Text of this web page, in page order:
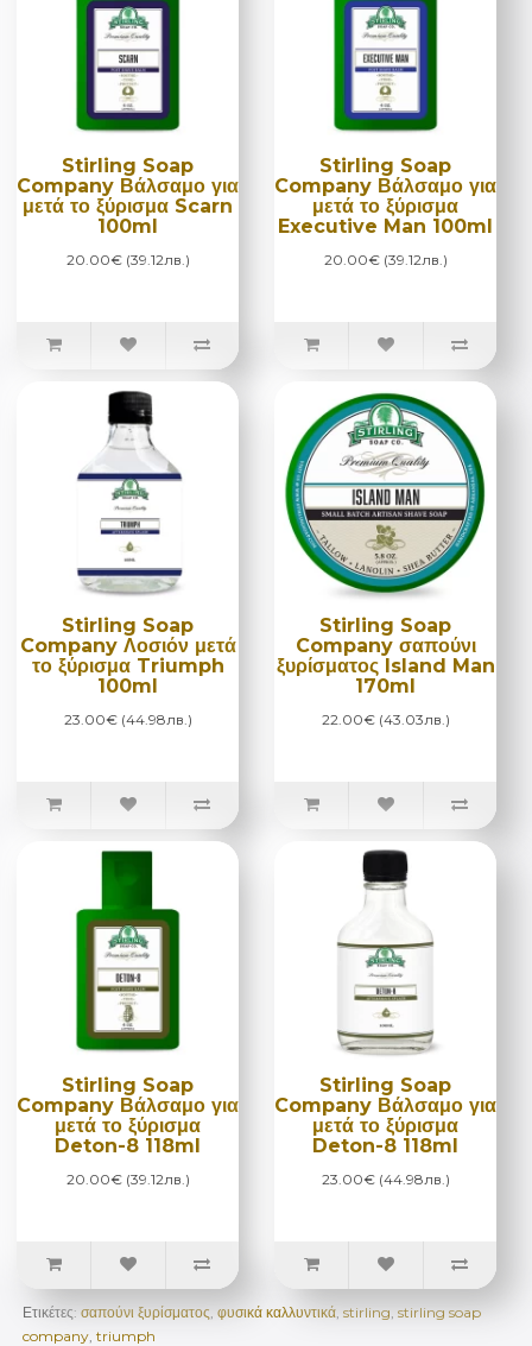
Stirling Soap
Company Βάλσαμο για
μετά το ξύρισμα Scarn
100ml
20.00€ (39.12лв.)
Stirling Soap
Company Βάλσαμο για
μετά το ξύρισμα
Executive Man 100ml
20.00€ (39.12лв.)
Stirling Soap
Company Λοσιόν μετά
το ξύρισμα Triumph
100ml
23.00€ (44.98лв.)
Stirling Soap
Company σαπούνι
ξυρίσματος Island Man
170ml
22.00€ (43.03лв.)
Stirling Soap
Company Βάλσαμο για
μετά το ξύρισμα
Deton-8 118ml
20.00€ (39.12лв.)
Stirling Soap
Company Βάλσαμο για
μετά το ξύρισμα
Deton-8 118ml
23.00€ (44.98лв.)
Ετικέτες: σαπούνι ξυρίσματος φυσικά καλλυντικά stirling stirling soap
company triumph